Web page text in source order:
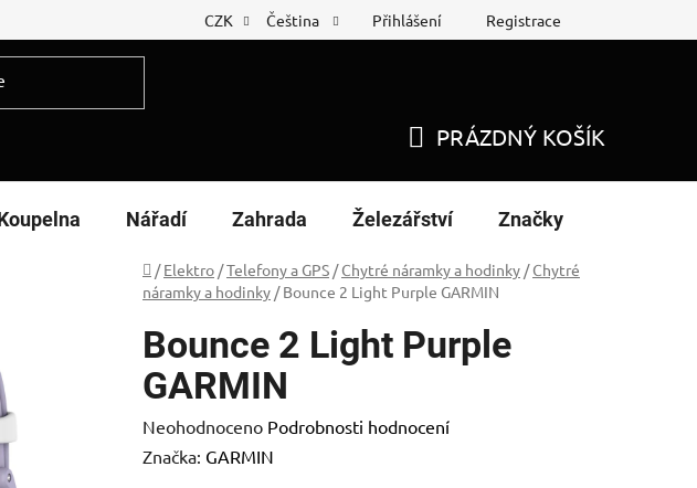
štítky Reklamační list Nákup na splátky
CZK Čeština Přihlášení Registrace
KOŠÍK
PRÁZDNÝ KOŠÍK
Nářadí Zahrada Železářství Značky
Domů
/ Elektro /Telefony a GPS / Chytré náramky a hodinky / Chytré
náramky a hodinky / Bounce 2 Light Purple GARMIN
Bounce 2 Light Purple
GARMIN
Průměrné
hodnocení
Neohodnoceno Podrobnosti hodnocení
Značka: GARMIN